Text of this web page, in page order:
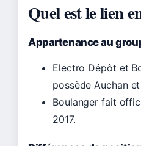
Quel est le lien
Appartenance au
Electro Dépôt et
possède Auchan
Boulanger fait
2017.